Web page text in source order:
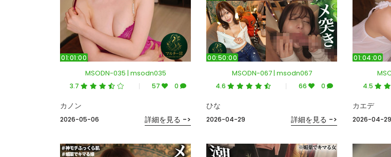
01:01:00
MSODN-035 | msodn035
3.7 57 0
2026-05-06
カノン
詳細を見る ->
00:50:00
MSODN-067 | msodn067
4.6 66 0
2026-04-29
ひな
詳細を見る ->
01:04:00
4.5
2026-04-29
カエデ